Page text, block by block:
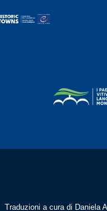
Traduzioni a cura di